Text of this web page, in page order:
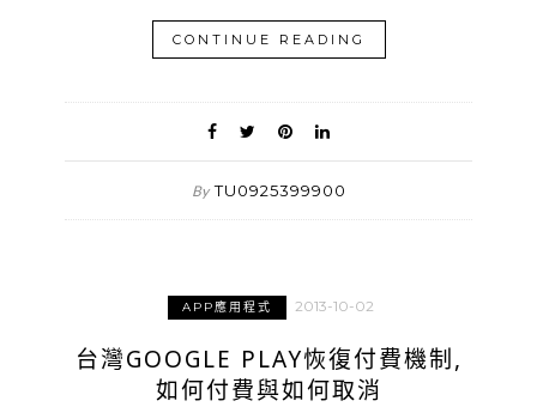
CONTINUE READING
By TU0925399900
APP應用程式 2013-10-02
台灣GOOGLE PLAY恢復付費機制,
如何付費與如何取消